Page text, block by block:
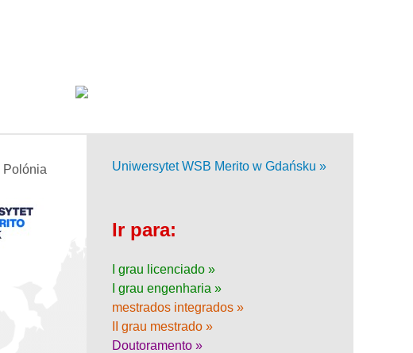
Polónia Uniwersytet WSB Merito w Gdańsku »
Ir para:
I grau licenciado »
I grau engenharia »
mestrados integrados »
II grau mestrado »
Doutoramento »